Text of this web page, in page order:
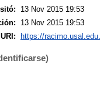
13 Nov 2015 19:53
13 Nov 2015 19:53
URI:
https://